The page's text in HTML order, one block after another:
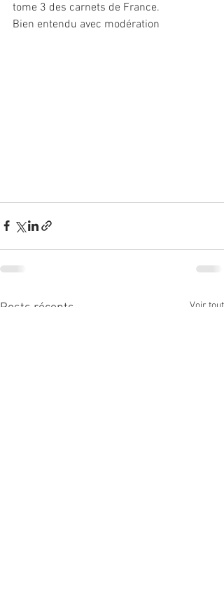
tome 3 des carnets de France.
Bien entendu avec modération
Posts récents Voir tout